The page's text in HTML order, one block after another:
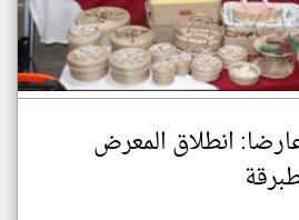
130 عارضا: انطلاق المعرض